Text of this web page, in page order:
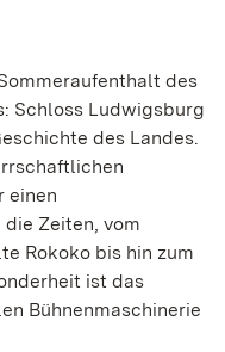
des
Schloss Ludwigsburg
des Landes.
einen
Zeiten, vom
Rokoko bis hin zum
ist das
Bühnenmaschinerie